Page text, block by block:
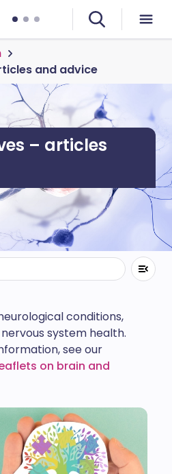
and advice
– articles
conditions,
system health.
see our
on brain and